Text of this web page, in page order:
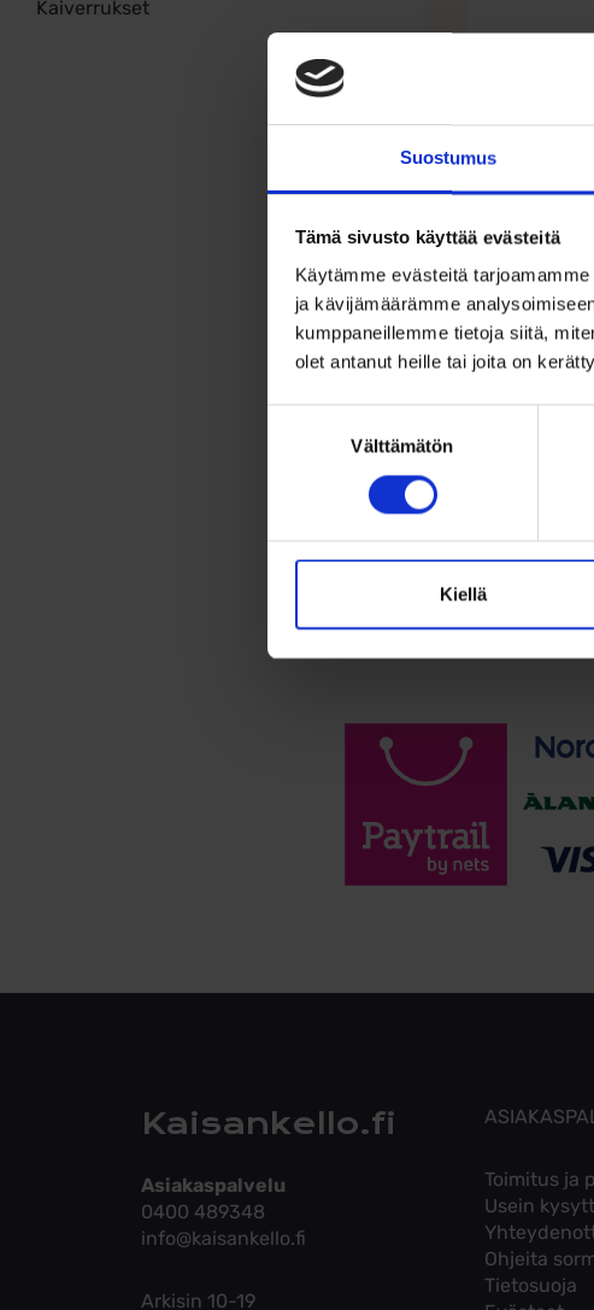
Suostumus
Tämä sivusto käyttää evästeitä
Käytämme evästeitä
ja kävijämäärämme
kumppaneillemme tietoja siitä,
olet antanut heille tai joita on
Välttämätön
Kiellä
Kaiverrukset
mm
24,00 €
Kullattu
Lisää
Kaisankello.fi
Asiakaspalvelu
0400 489348
info@kaisankello.fi
Arkisin 10-19
Toimitus ja
Usein
Ohjeita
Tietosuoja